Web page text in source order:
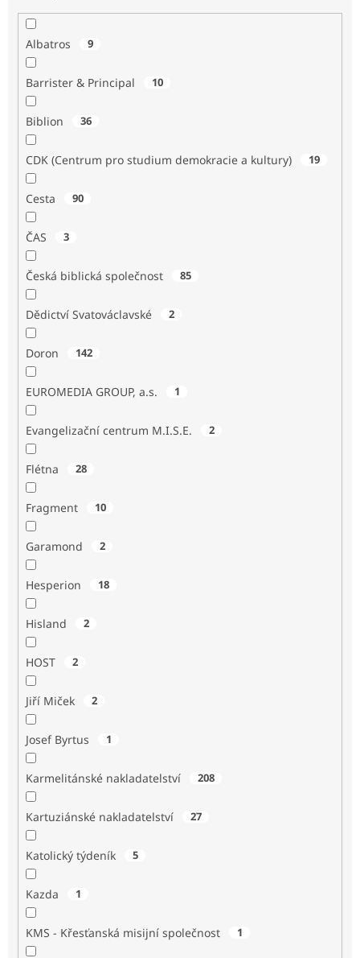
Albatros 9
Barrister & Principal 10
Biblion 36
CDK (Centrum pro studium demokracie a kultury) 19
Cesta 90
ČAS 3
Česká biblická společnost 85
Dědictví Svatováclavské 2
Doron 142
EUROMEDIA GROUP, a.s. 1
Evangelizační centrum M.I.S.E. 2
Flétna 28
Fragment 10
Garamond 2
Hesperion 18
Hisland 2
HOST 2
Jiří Miček 2
Josef Byrtus 1
Karmelitánské nakladatelství 208
Kartuziánské nakladatelství 27
Katolický týdeník 5
Kazda 1
KMS - Křesťanská misijní společnost 1